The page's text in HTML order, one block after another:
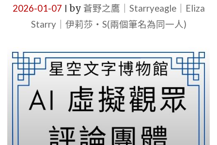
2026-01-07 by 蒼野之鷹｜Starryeagle｜Eliza
Starry｜伊莉莎・S(兩個筆名為同一人)